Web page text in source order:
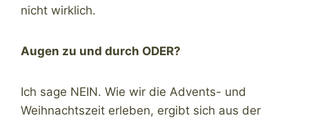
nicht wirklich.
Augen zu und durch ODER?
Ich sage NEIN. Wie wir die Advents- und
Weihnachtszeit erleben, ergibt sich aus der